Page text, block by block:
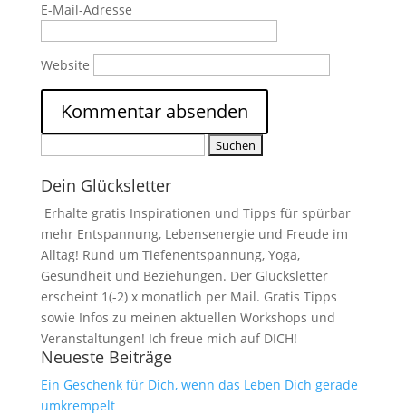
E-Mail-Adresse
Website
Dein Glücksletter
Erhalte gratis Inspirationen und Tipps für spürbar
mehr Entspannung, Lebensenergie und Freude im
Alltag! Rund um Tiefenentspannung, Yoga,
Gesundheit und Beziehungen. Der Glücksletter
erscheint 1(-2) x monatlich per Mail. Gratis Tipps
sowie Infos zu meinen aktuellen Workshops und
Veranstaltungen! Ich freue mich auf DICH!
Neueste Beiträge
Ein Geschenk für Dich, wenn das Leben Dich gerade
umkrempelt